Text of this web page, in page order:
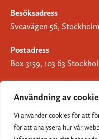
Användning av
Vi använder cookies för att
för att analysera hur vår
Besöksadress
Sveavägen 56, Stockholm
Postadress
Box 3159, 103 63
Om